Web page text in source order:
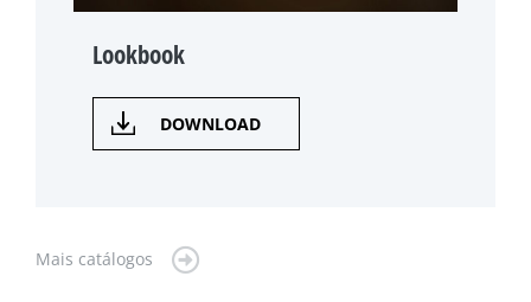
Lookbook
DOWNLOAD
Mais catálogos